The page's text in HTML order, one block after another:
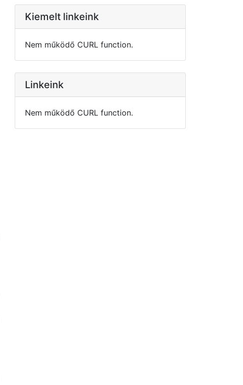
Kiemelt linkeink
Nem működő CURL function.
Linkeink
Nem működő CURL function.